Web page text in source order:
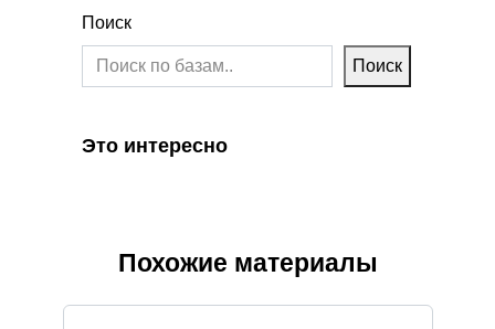
Поиск
Поиск
Это интересно
Похожие материалы